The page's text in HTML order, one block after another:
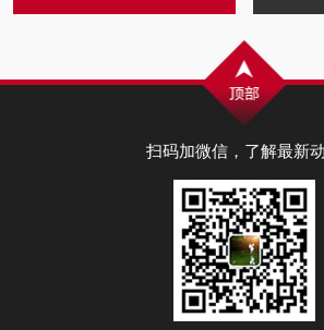
扫码加微信，了解最新